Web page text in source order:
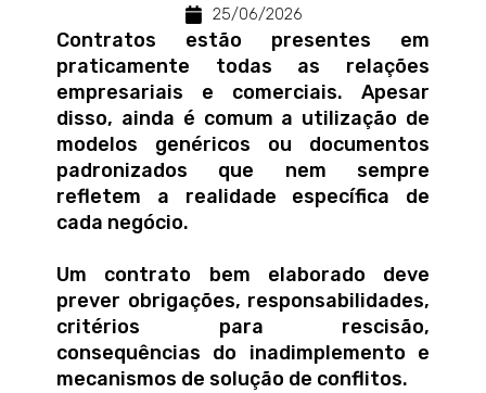
25/06/2026
Contratos estão presentes em
praticamente todas as relações
empresariais e comerciais. Apesar
disso, ainda é comum a utilização de
modelos genéricos ou documentos
padronizados que nem sempre
refletem a realidade específica de
cada negócio.
Um contrato bem elaborado deve
prever obrigações, responsabilidades,
critérios para rescisão,
consequências do inadimplemento e
mecanismos de solução de conflitos.